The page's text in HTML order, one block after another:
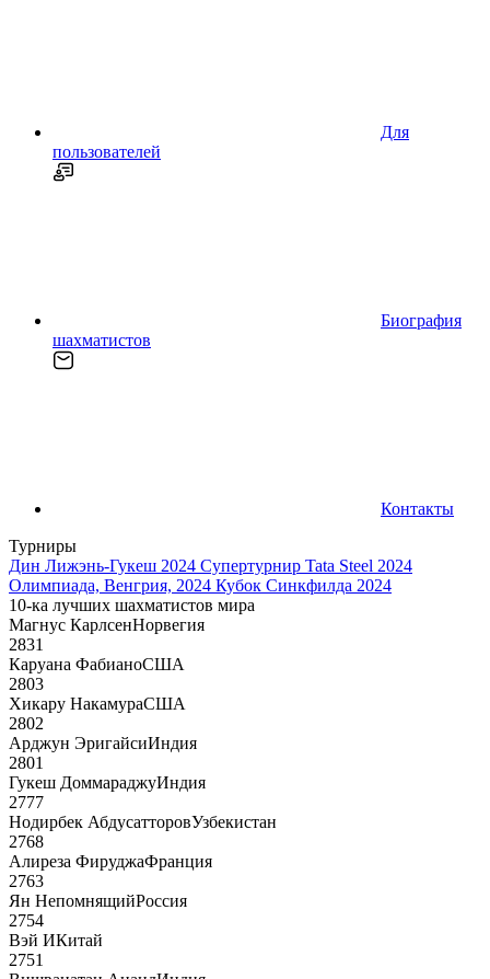
Для
пользователей
Биография
шахматистов
Контакты
Турниры
Дин Лижэнь-Гукеш 2024 Супертурнир Tata Steel 2024
Олимпиада, Венгрия, 2024 Кубок Синкфилда 2024
10-ка лучших шахматистов мира
Магнус КарлсенНорвегия
2831
Каруана ФабианоСША
2803
Хикару НакамураСША
2802
Арджун ЭригайсиИндия
2801
Гукеш ДоммараджуИндия
2777
Нодирбек АбдусатторовУзбекистан
2768
Алиреза ФируджаФранция
2763
Ян НепомнящийРоссия
2754
Вэй ИКитай
2751